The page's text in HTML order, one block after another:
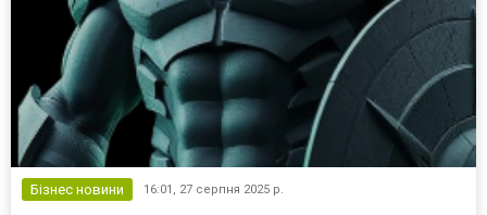
Бізнес новини 16:01, 27 серпня 2025 р.